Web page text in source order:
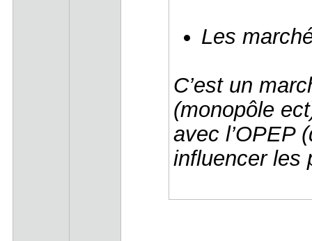
Les
C’est un
(monopôle
avec l’OPEP
influencer